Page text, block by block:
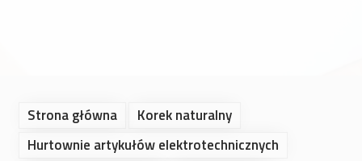
Strona główna
Korek naturalny
Hurtownie artykułów elektrotechnicznych